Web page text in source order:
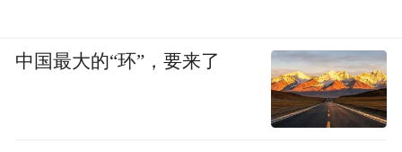
中国最大的“环”，要来了